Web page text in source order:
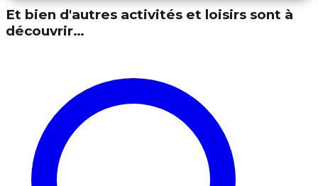
Et bien d'autres activités et loisirs sont à
découvrir…